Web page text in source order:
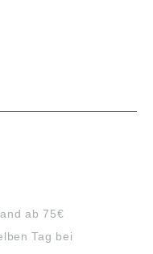
ab 75€
Tag bei